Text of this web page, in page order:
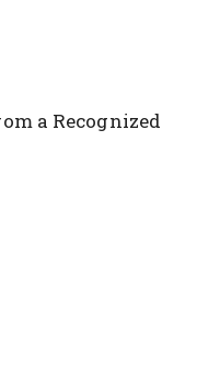
a Recognized